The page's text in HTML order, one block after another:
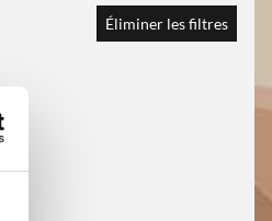
Éliminer les filtres